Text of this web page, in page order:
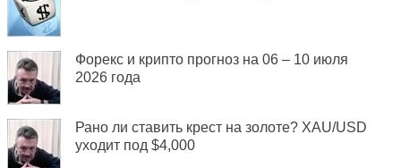
Форекс и крипто прогноз на 06 – 10 июля
2026 года
Рано ли ставить крест на золоте? XAU/USD
уходит под $4,000